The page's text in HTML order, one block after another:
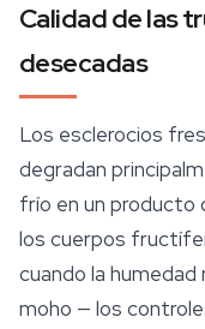
Calidad de las
desecadas
Los esclerocios
degradan
frío en un producto
los cuerpos
cuando la
moho — los